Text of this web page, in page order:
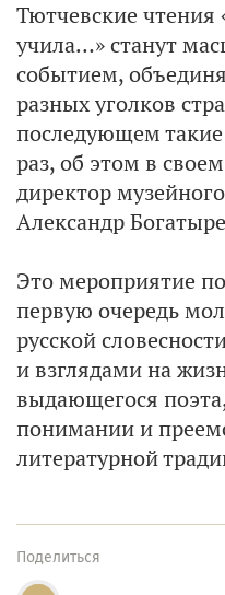
Тютчевские
учила…» станут
событием,
разных уголков
последующем такие
раз, об этом в
директор
Александр
Это мероприятие
первую очередь
русской
и взглядами на
выдающегося
понимании и
литературной
Поделиться